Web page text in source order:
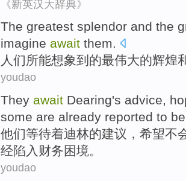
《新英汉大辞典》
The greatest splendor and the
imagine await them.
人们所能想象到 的最伟大的辉煌
youdao
They await Dearing's advice,
some are already reported to
他们等待着迪林的建议 ， 希望不
经陷入 财务困境。
youdao